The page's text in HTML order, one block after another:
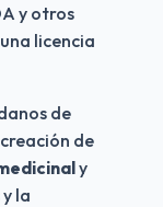
y otros
licencia
de
de
y
la